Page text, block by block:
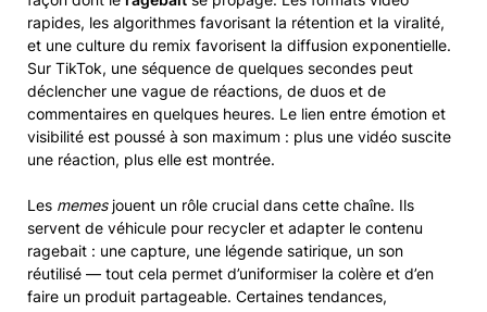
rapides, les algorithmes favorisant la rétention et la viralité,
et une culture du remix favorisent la diffusion exponentielle.
Sur TikTok, une séquence de quelques secondes peut
déclencher une vague de réactions, de duos et de
commentaires en quelques heures. Le lien entre émotion et
visibilité est poussé à son maximum : plus une vidéo suscite
une réaction, plus elle est montrée.
Les memesjouent un rôle crucial dans cette chaîne. Ils
servent de véhicule pour recycler et adapter le contenu
ragebait : une capture, une légende satirique, un son
réutilisé — tout cela permet d’uniformiser la colère et d’en
faire un produit partageable. Certaines tendances,